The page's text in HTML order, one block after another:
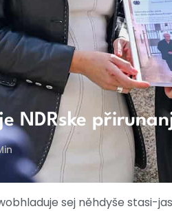
NDRske
sej něhdyše stasi-